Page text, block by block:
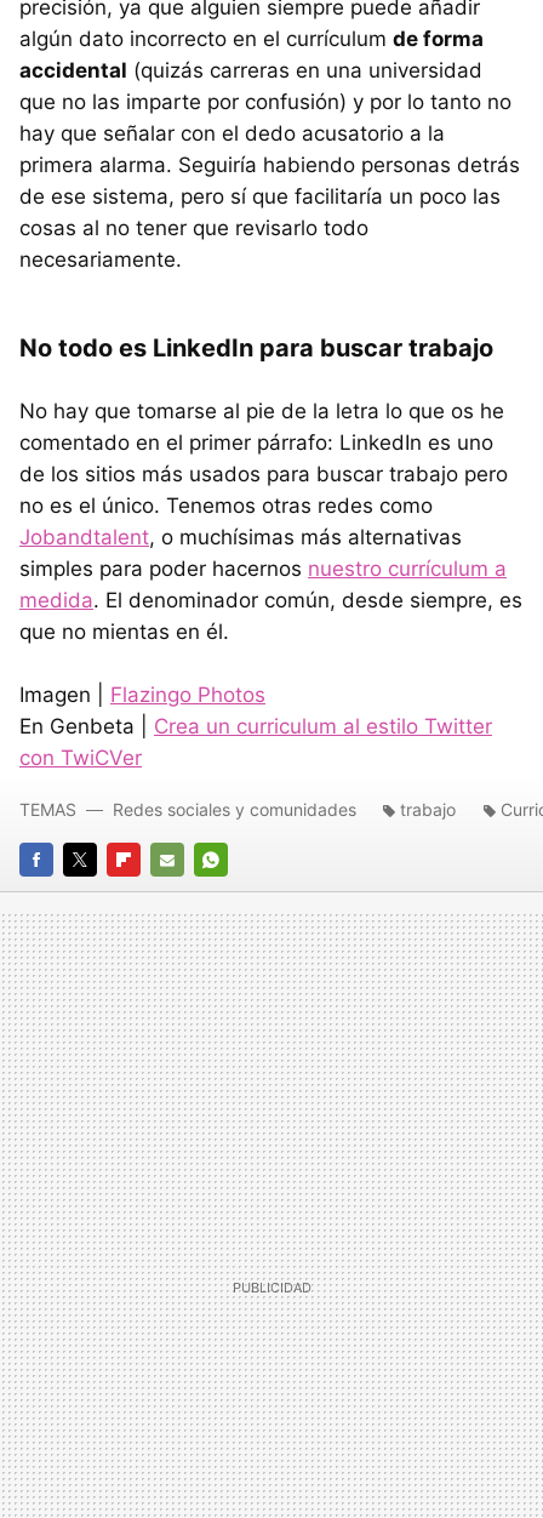
precisión, ya que alguien siempre puede añadir
algún dato incorrecto en el currículum de forma
accidental (quizás carreras en una universidad
que no las imparte por confusión) y por lo tanto no
hay que señalar con el dedo acusatorio a la
primera alarma. Seguiría habiendo personas detrás
de ese sistema, pero sí que facilitaría un poco las
cosas al no tener que revisarlo todo
necesariamente.
No todo es LinkedIn para buscar trabajo
No hay que tomarse al pie de la letra lo que os he
comentado en el primer párrafo: LinkedIn es uno
de los sitios más usados para buscar trabajo pero
no es el único. Tenemos otras redes como
Jobandtalent, o muchísimas más alternativas
simples para poder hacernos nuestro currículum a
medida. El denominador común, desde siempre, es
que no mientas en él.
Imagen | Flazingo Photos
En Genbeta | Crea un curriculum al estilo Twitter
con TwiCVer
FACEBOOK
TWITTERFLIPBOARD
E-
MAIL
WHATSAPP
TEMAS Redes sociales y comunidades trabajo